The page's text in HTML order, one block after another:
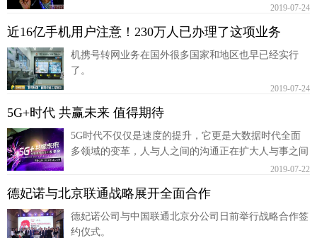
2019-07-24
近16亿手机用户注意！230万人已办理了这项业务
机携号转网业务在国外很多国家和地区也早已经实行
了。
2019-07-24
5G+时代 共赢未来 值得期待
5G时代不仅仅是速度的提升，它更是大数据时代全面
多领域的变革，人与人之间的沟通正在扩大人与事之间
2019-07-22
德妃诺与北京联通战略展开全面合作
德妃诺公司与中国联通北京分公司日前举行战略合作签
约仪式。